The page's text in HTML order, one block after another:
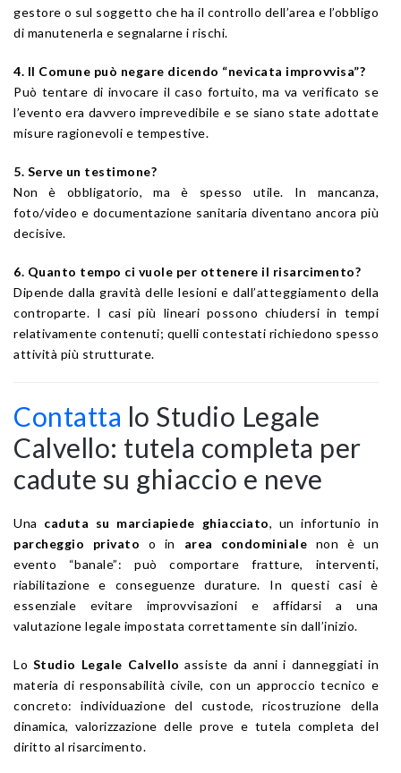
gestore o sul soggetto che ha il controllo dell’area e l’obbligo
di manutenerla e segnalarne i rischi.
4. Il Comune può negare dicendo “nevicata improvvisa”?
Può tentare di invocare il caso fortuito, ma va verificato se
l’evento era davvero imprevedibile e se siano state adottate
misure ragionevoli e tempestive.
5. Serve un testimone?
Non è obbligatorio, ma è spesso utile. In mancanza,
foto/video e documentazione sanitaria diventano ancora più
decisive.
6. Quanto tempo ci vuole per ottenere il risarcimento?
Dipende dalla gravità delle lesioni e dall’atteggiamento della
controparte. I casi più lineari possono chiudersi in tempi
relativamente contenuti; quelli contestati richiedono spesso
attività più strutturate.
Contatta lo Studio Legale
Calvello: tutela completa per
cadute su ghiaccio e neve
Una caduta su marciapiede ghiacciato, un infortunio in
parcheggio privato o in area condominiale non è un
evento “banale”: può comportare fratture, interventi,
riabilitazione e conseguenze durature. In questi casi è
essenziale evitare improvvisazioni e affidarsi a una
valutazione legale impostata correttamente sin dall’inizio.
Lo Studio Legale Calvello assiste da anni i danneggiati in
materia di responsabilità civile, con un approccio tecnico e
concreto: individuazione del custode, ricostruzione della
dinamica, valorizzazione delle prove e tutela completa del
diritto al risarcimento.